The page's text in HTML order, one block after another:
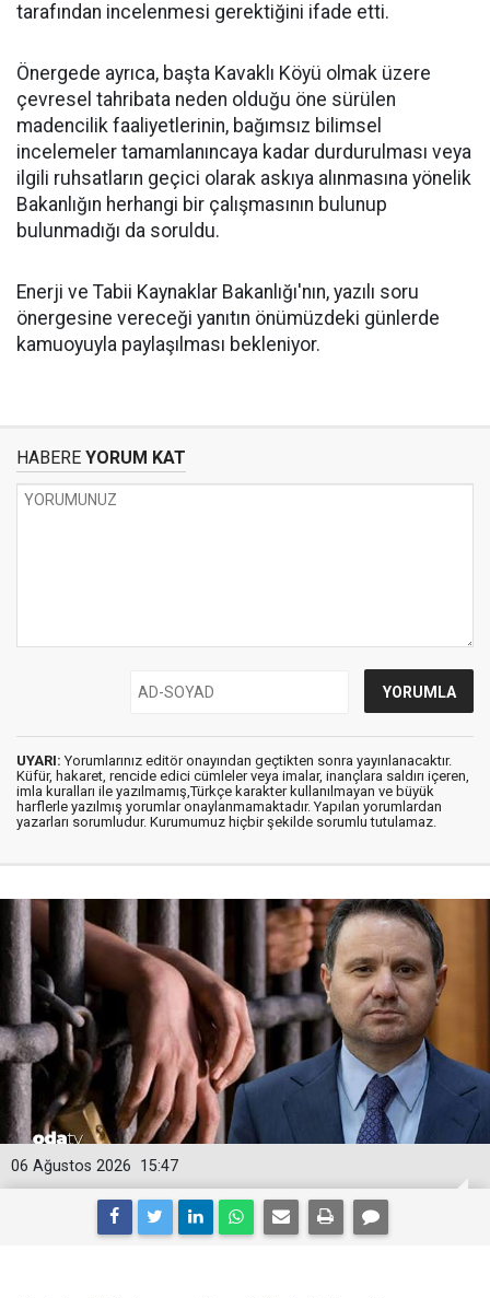
tarafından incelenmesi gerektiğini ifade etti.
Önergede ayrıca, başta Kavaklı Köyü olmak üzere
çevresel tahribata neden olduğu öne sürülen
madencilik faaliyetlerinin, bağımsız bilimsel
incelemeler tamamlanıncaya kadar durdurulması veya
ilgili ruhsatların geçici olarak askıya alınmasına yönelik
Bakanlığın herhangi bir çalışmasının bulunup
bulunmadığı da soruldu.
Enerji ve Tabii Kaynaklar Bakanlığı'nın, yazılı soru
önergesine vereceği yanıtın önümüzdeki günlerde
kamuoyuyla paylaşılması bekleniyor.
HABERE YORUM KAT
UYARI: Yorumlarınız editör onayından geçtikten sonra yayınlanacaktır.
Küfür, hakaret, rencide edici cümleler veya imalar, inançlara saldırı içeren,
imla kuralları ile yazılmamış,Türkçe karakter kullanılmayan ve büyük
harflerle yazılmış yorumlar onaylanmamaktadır. Yapılan yorumlardan
yazarları sorumludur. Kurumumuz hiçbir şekilde sorumlu tutulamaz.
15:47
06 Ağustos 2026